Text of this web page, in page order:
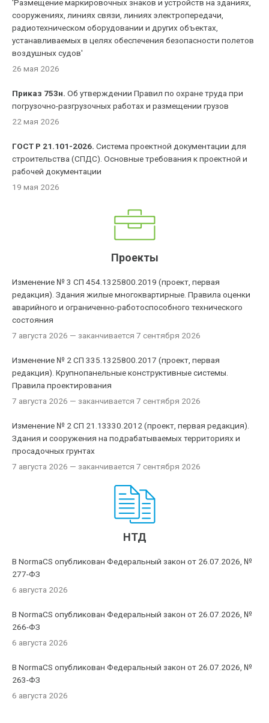
'Размещение маркировочных знаков и устройств на зданиях,
сооружениях, линиях связи, линиях электропередачи,
радиотехническом оборудовании и других объектах,
устанавливаемых в целях обеспечения безопасности полетов
воздушных судов'
26 мая 2026
Приказ 753н. Об утверждении Правил по охране труда при
погрузочно-разгрузочных работах и размещении грузов
22 мая 2026
ГОСТ Р 21.101-2026. Система проектной документации для
строительства (СПДС). Основные требования к проектной и
рабочей документации
19 мая 2026
Проекты
Изменение № 3 СП 454.1325800.2019 (проект, первая
редакция). Здания жилые многоквартирные. Правила оценки
аварийного и ограниченно-работоспособного технического
состояния
7 августа 2026 — заканчивается 7 сентября 2026
Изменение № 2 СП 335.1325800.2017 (проект, первая
редакция). Крупнопанельные конструктивные системы.
Правила проектирования
7 августа 2026 — заканчивается 7 сентября 2026
Изменение № 2 СП 21.13330.2012 (проект, первая редакция).
Здания и сооружения на подрабатываемых территориях и
просадочных грунтах
7 августа 2026 — заканчивается 7 сентября 2026
НТД
В NormaCS опубликован Федеральный закон от 26.07.2026, №
277-ФЗ
6 августа 2026
В NormaCS опубликован Федеральный закон от 26.07.2026, №
266-ФЗ
6 августа 2026
В NormaCS опубликован Федеральный закон от 26.07.2026, №
263-ФЗ
6 августа 2026